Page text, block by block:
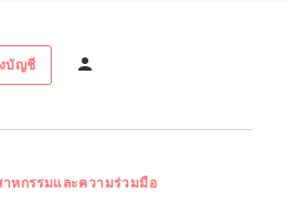
บัญชี
าหกรรมและความร่วมมือ